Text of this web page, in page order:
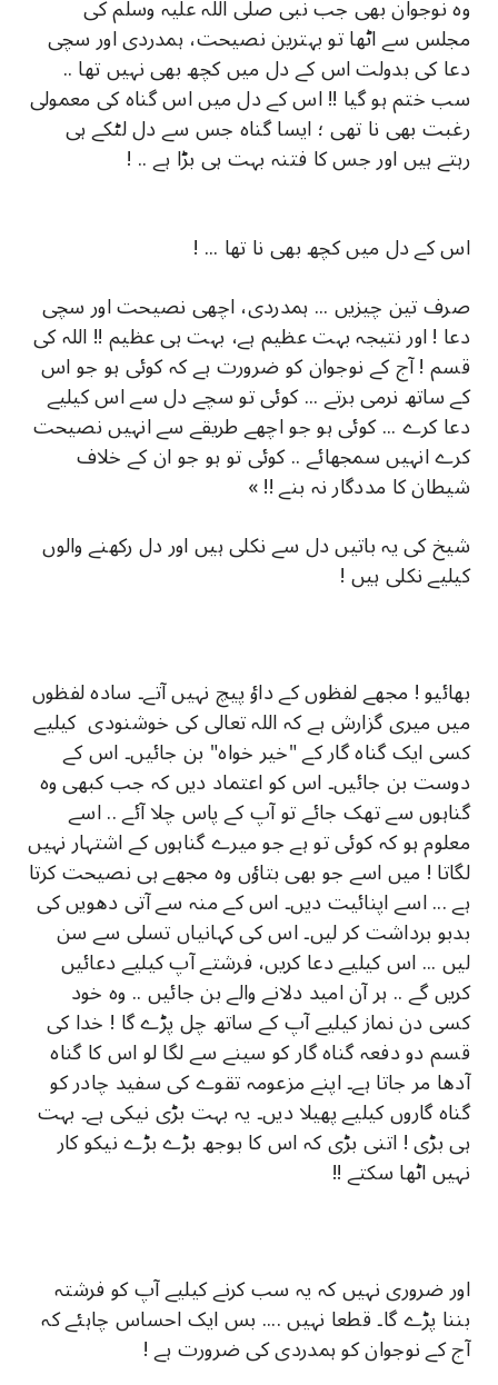
وہ نوجوان بھی جب نبی صلی اللہ علیہ وسلم کی
مجلس سے اٹھا تو بہترین نصیحت، ہمدردی اور سچی
دعا کی بدولت اس کے دل میں کچھ بھی نہیں تھا ..
سب ختم ہو گیا !! اس کے دل میں اس گناہ کی معمولی
رغبت بھی نا تھی ؛ ایسا گناہ جس سے دل لٹکے ہی
رہتے ہیں اور جس کا فتنہ بہت ہی بڑا ہے .. !
اس کے دل میں کچھ بھی نا تھا ... !
صرف تین چیزیں ... ہمدردی، اچھی نصیحت اور سچی
دعا ! اور نتیجہ بہت عظیم ہے، بہت ہی عظیم !! اللہ کی
قسم ! آج کے نوجوان کو ضرورت ہے کہ کوئی ہو جو اس
کے ساتھ نرمی برتے ... کوئی تو سچے دل سے اس کیلیے
دعا کرے ... کوئی ہو جو اچھے طریقے سے انہیں نصیحت
کرے انہیں سمجھائے .. کوئی تو ہو جو ان کے خلاف
شیطان کا مددگار نہ بنے !! »
شیخ کی یہ باتیں دل سے نکلی ہیں اور دل رکھنے والوں
کیلیے نکلی ہیں !
بھائیو ! مجھے لفظوں کے داؤ پیچ نہیں آتے۔ سادہ لفظوں
میں میری گزارش ہے کہ اللہ تعالی کی خوشنودی کیلیے
کسی ایک گناہ گار کے "خیر خواہ" بن جائیں۔ اس کے
دوست بن جائیں۔ اس کو اعتماد دیں کہ جب کبھی وہ
گناہوں سے تھک جائے تو آپ کے پاس چلا آئے .. اسے
معلوم ہو کہ کوئی تو ہے جو میرے گناہوں کے اشتہار نہیں
لگاتا ! میں اسے جو بھی بتاؤں وہ مجھے ہی نصیحت کرتا
ہے ... اسے اپنائیت دیں۔ اس کے منہ سے آتی دھویں کی
بدبو برداشت کر لیں۔ اس کی کہانیاں تسلی سے سن
لیں ... اس کیلیے دعا کریں، فرشتے آپ کیلیے دعائیں
کریں گے .. ہر آن امید دلانے والے بن جائیں .. وہ خود
کسی دن نماز کیلیے آپ کے ساتھ چل پڑے گا ! خدا کی
قسم دو دفعہ گناہ گار کو سینے سے لگا لو اس کا گناہ
آدھا مر جاتا ہے۔ اپنے مزعومہ تقوے کی سفید چادر کو
گناہ گاروں کیلیے پھیلا دیں۔ یہ بہت بڑی نیکی ہے۔ بہت
ہی بڑی ! اتنی بڑی کہ اس کا بوجھ بڑے بڑے نیکو کار
نہیں اٹھا سکتے !!
اور ضروری نہیں کہ یہ سب کرنے کیلیے آپ کو فرشتہ
بننا پڑے گا۔ قطعا نہیں .... بس ایک احساس چاہئے کہ
آج کے نوجوان کو ہمدردی کی ضرورت ہے !